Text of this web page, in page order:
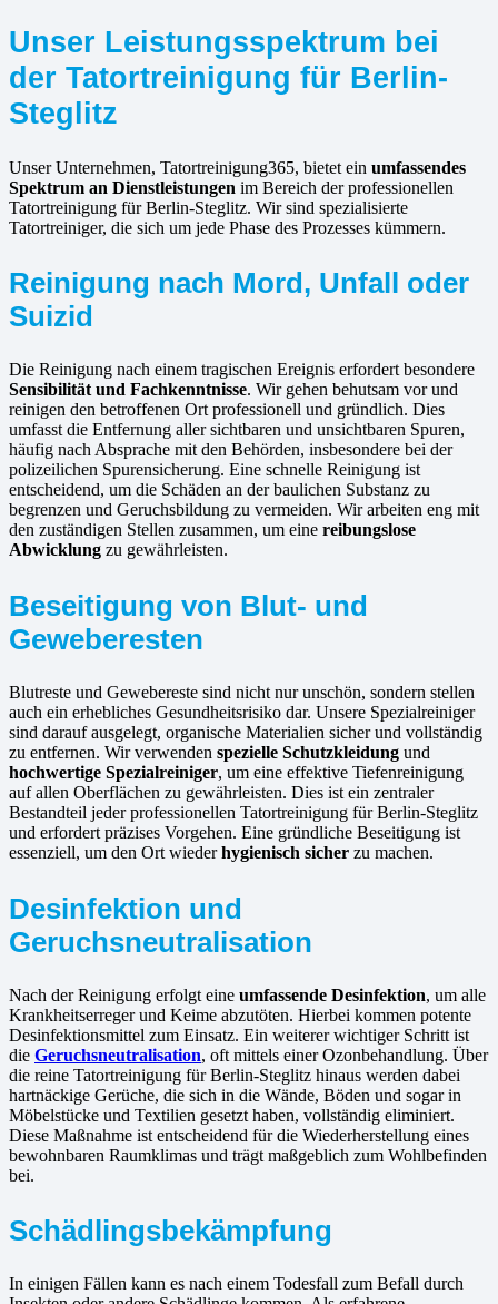
Unser Leistungsspektrum bei
der Tatortreinigung für Berlin-
Steglitz
Unser Unternehmen, Tatortreinigung365, bietet ein umfassendes
Spektrum an Dienstleistungen im Bereich der professionellen
Tatortreinigung für Berlin-Steglitz. Wir sind spezialisierte
Tatortreiniger, die sich um jede Phase des Prozesses kümmern.
Reinigung nach Mord, Unfall oder
Suizid
Die Reinigung nach einem tragischen Ereignis erfordert besondere
Sensibilität und Fachkenntnisse. Wir gehen behutsam vor und
reinigen den betroffenen Ort professionell und gründlich. Dies
umfasst die Entfernung aller sichtbaren und unsichtbaren Spuren,
häufig nach Absprache mit den Behörden, insbesondere bei der
polizeilichen Spurensicherung. Eine schnelle Reinigung ist
entscheidend, um die Schäden an der baulichen Substanz zu
begrenzen und Geruchsbildung zu vermeiden. Wir arbeiten eng mit
den zuständigen Stellen zusammen, um eine reibungslose
Abwicklung zu gewährleisten.
Beseitigung von Blut- und
Geweberesten
Blutreste und Gewebereste sind nicht nur unschön, sondern stellen
auch ein erhebliches Gesundheitsrisiko dar. Unsere Spezialreiniger
sind darauf ausgelegt, organische Materialien sicher und vollständig
zu entfernen. Wir verwenden spezielle Schutzkleidung und
hochwertige Spezialreiniger, um eine effektive Tiefenreinigung
auf allen Oberflächen zu gewährleisten. Dies ist ein zentraler
Bestandteil jeder professionellen Tatortreinigung für Berlin-Steglitz
und erfordert präzises Vorgehen. Eine gründliche Beseitigung ist
essenziell, um den Ort wiederhygienisch sicher zu machen.
Desinfektion und
Geruchsneutralisation
Nach der Reinigung erfolgt eine umfassende Desinfektion, um alle
Krankheitserreger und Keime abzutöten. Hierbei kommen potente
Desinfektionsmittel zum Einsatz. Ein weiterer wichtiger Schritt ist
die Geruchsneutralisation, oft mittels einer Ozonbehandlung. Über
die reine Tatortreinigung für Berlin-Steglitz hinaus werden dabei
hartnäckige Gerüche, die sich in die Wände, Böden und sogar in
Möbelstücke und Textilien gesetzt haben, vollständig eliminiert.
Diese Maßnahme ist entscheidend für die Wiederherstellung eines
bewohnbaren Raumklimas und trägt maßgeblich zum Wohlbefinden
bei.
Schädlingsbekämpfung
In einigen Fällen kann es nach einem Todesfall zum Befall durch